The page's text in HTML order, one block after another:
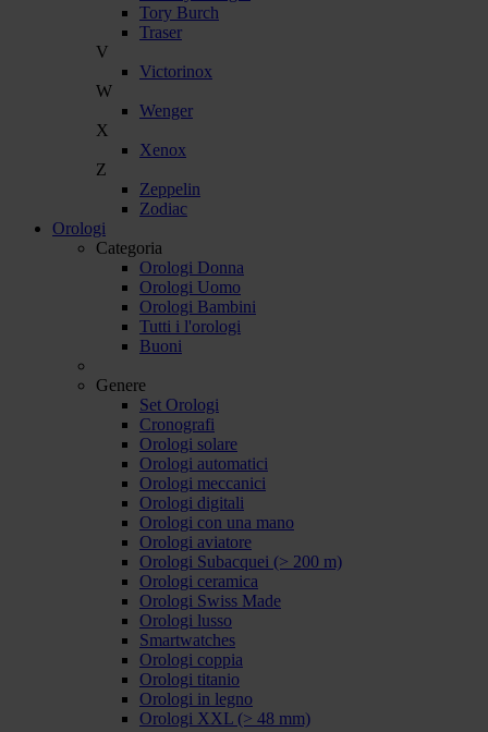
Tory Burch
Traser
V
Victorinox
W
Wenger
X
Xenox
Z
Zeppelin
Zodiac
Orologi
Categoria
Orologi Donna
Orologi Uomo
Orologi Bambini
Tutti i l'orologi
Buoni
Genere
Set Orologi
Cronografi
Orologi solare
Orologi automatici
Orologi meccanici
Orologi digitali
Orologi con una mano
Orologi aviatore
Orologi Subacquei (> 200 m)
Orologi ceramica
Orologi Swiss Made
Orologi lusso
Smartwatches
Orologi coppia
Orologi titanio
Orologi in legno
Orologi XXL (> 48 mm)